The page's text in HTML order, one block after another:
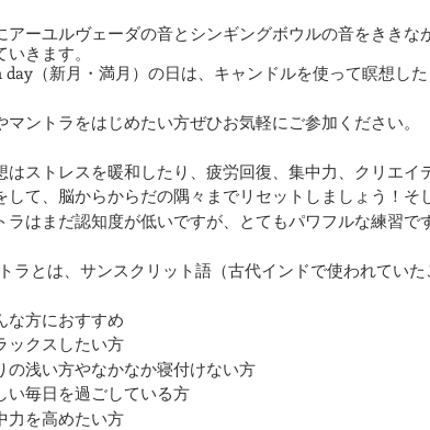
アーユルヴェーダの音とシンギングボウルの音をきき
いきます。
day（新月・満月）の日は、キャンドルを使って瞑想した
マントラをはじめたい方ぜひお気軽にご参加ください。
ストレスを暖和したり、疲労回復、集中力、クリエイ
して、脳からからだの隅々までリセットしましょう！そ
ラはまだ認知度が低いですが、とてもパワフルな練習で
ラとは、サンスクリット語（古代インドで使われてい
方におすすめ
ックスしたい方
の浅い方やなかなか寝付けない方
い毎日を過ごしている方
力を高めたい方